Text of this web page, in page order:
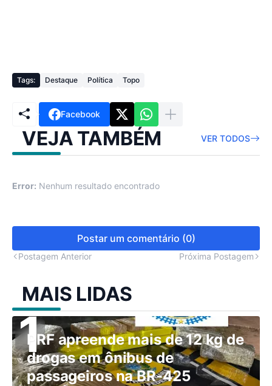
Tags: Destaque Política Topo
Facebook
VEJA TAMBÉM VER TODOS
Error: Nenhum resultado encontrado
Postar um comentário (0)
Postagem Anterior Próxima Postagem
MAIS LIDAS
PRF apreende mais de 12 kg de
drogas em ônibus de
passageiros na BR-425